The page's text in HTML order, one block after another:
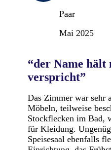
Paar
Mai 2025
“der Name hält
verspricht”
Das Zimmer war sehr
Möbeln, teilweise
Stockflecken im Bad,
für Kleidung.
Speisesaal ebenfalls